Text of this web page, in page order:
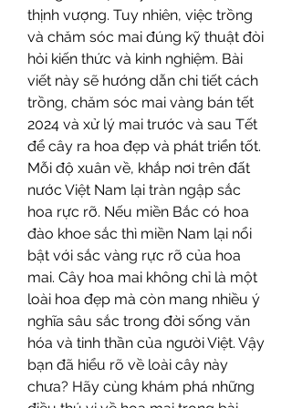
thịnh vượng. Tuy nhiên, việc trồng
và chăm sóc mai đúng kỹ thuật đòi
hỏi kiến thức và kinh nghiệm. Bài
viết này sẽ hướng dẫn chi tiết cách
trồng, chăm sóc mai vàng bán tết
2024 và xử lý mai trước và sau Tết
để cây ra hoa đẹp và phát triển tốt.
Mỗi độ xuân về, khắp nơi trên đất
nước Việt Nam lại tràn ngập sắc
hoa rực rỡ. Nếu miền Bắc có hoa
đào khoe sắc thì miền Nam lại nổi
bật với sắc vàng rực rỡ của hoa
mai. Cây hoa mai không chỉ là một
loài hoa đẹp mà còn mang nhiều ý
nghĩa sâu sắc trong đời sống văn
hóa và tinh thần của người Việt. Vậy
bạn đã hiểu rõ về loài cây này
chưa? Hãy cùng khám phá những